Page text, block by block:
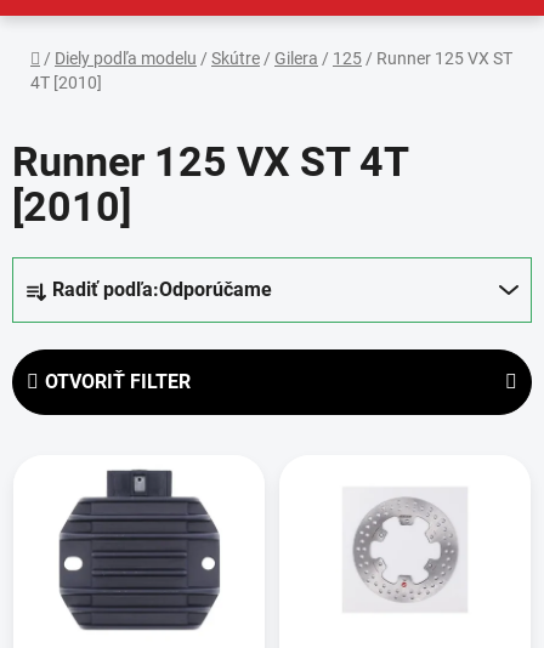
Domov
/ Diely podľa modelu / Skútre / Gilera / 125 / Runner 125 VX ST
4T [2010]
Runner 125 VX ST 4T
[2010]
e
n
Radiť podľa:Odporúčame
OTVORIŤ FILTER